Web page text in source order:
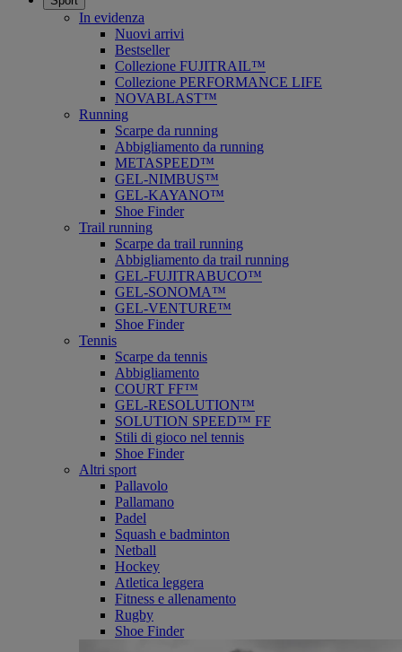
In evidenza
Nuovi arrivi
Bestseller
Collezione FUJITRAIL™
Collezione PERFORMANCE LIFE
NOVABLAST™
Running
Scarpe da running
Abbigliamento da running
METASPEED™
GEL-NIMBUS™
GEL-KAYANO™
Shoe Finder
Trail running
Scarpe da trail running
Abbigliamento da trail running
GEL-FUJITRABUCO™
GEL-SONOMA™
GEL-VENTURE™
Shoe Finder
Tennis
Scarpe da tennis
Abbigliamento
COURT FF™
GEL-RESOLUTION™
SOLUTION SPEED™ FF
Stili di gioco nel tennis
Shoe Finder
Altri sport
Pallavolo
Pallamano
Padel
Squash e badminton
Netball
Hockey
Atletica leggera
Fitness e allenamento
Rugby
Shoe Finder